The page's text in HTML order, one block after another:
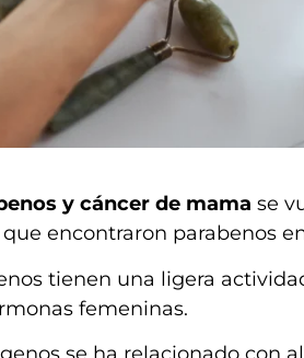
y cáncer de mama se
encontraron parabenos
tienen una ligera
femeninas.